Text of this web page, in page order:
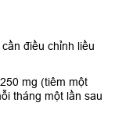
điều chỉnh liều
mg (tiêm một
tháng một lần sau